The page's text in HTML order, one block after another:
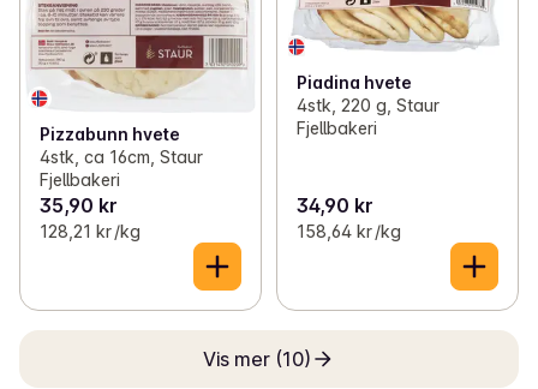
Pizzabunn hvete
4stk, ca 16cm, Staur
Fjellbakeri
35,90 kr
128,21 kr /kg
Piadina hvete
4stk, 220 g, Staur
Fjellbakeri
34,90 kr
158,64 kr /kg
Vis mer (10)